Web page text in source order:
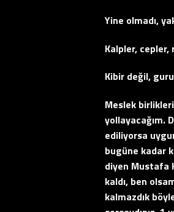
Yine olmadı,
Kalpler,
Kibir değil,
Meslek birlikleri
yollayacağım.
ediliyorsa
bugüne kadar
diyen Mustafa
kaldı, ben
kalmazdık